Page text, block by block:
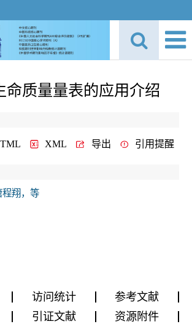
命质量量表的应用介绍
XML 导出 引用提醒
程翔，等
访问统计
参考文献
引证文献 资源附件